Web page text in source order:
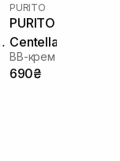
PURITO
PURITO Seoul
Centella BB
№23 30 мл
ВВ-крем з
690₴